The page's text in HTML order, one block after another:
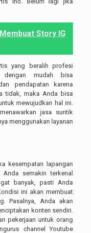
Story IG
yang beralih profesi
dengan mudah bisa
pendapatan karena
tidak, maka Anda bisa
mewujudkan hal ini.
jasa suntik
menggunakan layanan
kesempatan lapangan
semakin terkenal
banyak, pasti Anda
ini akan membuat
Pasalnya, Anda akan
konten sendiri.
pekerjaan untuk orang
channel Youtube